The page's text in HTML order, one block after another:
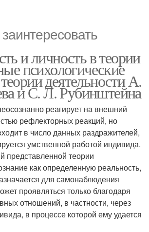
и личность в теории
психологические
деятельности А.
и С. Л. Рубинштейна
реагирует на внешний
рефлекторных реакций, но
в число данных раздражителей,
умственной работой индивида.
представленной теории
как определенную реальность,
для самонаблюдения
проявляться только благодаря
отношений, в частности, через
в процессе которой ему удается